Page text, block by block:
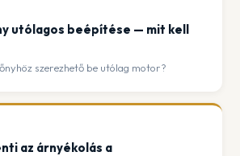
utólagos beépítése — mit kell
szerezhető be utólag motor?
az árnyékolás a